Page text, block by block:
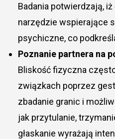
Badania potwierdzają, iż
narzędzie wspierające
psychiczne, co
Poznanie partnera na
Bliskość fizyczna
związkach poprzez
zbadanie granic i
jak przytulanie,
głaskanie wyrażają